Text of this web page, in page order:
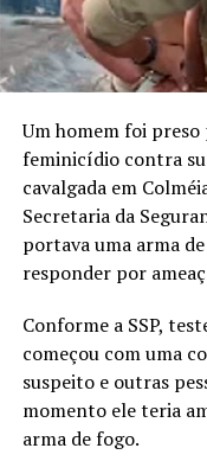
Um homem foi
feminicídio contra
cavalgada em
Secretaria da
portava uma arma
responder por
Conforme a SSP,
começou com uma
suspeito e outras
momento ele teria
arma de fogo.